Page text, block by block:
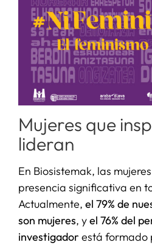
Mujeres que
lideran
En Biosistemak, las
presencia significativa en
Actualmente, el 79% de
son mujeres, yel 76% del
investigador está formado